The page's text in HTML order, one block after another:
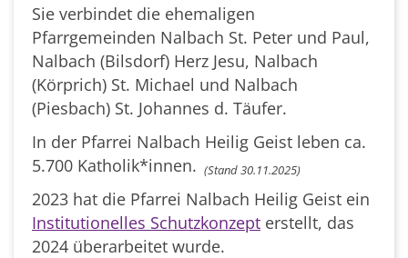
Sie verbindet die ehemaligen
Pfarrgemeinden Nalbach St. Peter und Paul,
Nalbach (Bilsdorf) Herz Jesu, Nalbach
(Körprich) St. Michael und Nalbach
(Piesbach) St. Johannes d. Täufer.
In der Pfarrei Nalbach Heilig Geist leben ca.
5.700 Katholik*innen. (Stand 30.11.2025)
2023 hat die Pfarrei Nalbach Heilig Geist ein
Institutionelles Schutzkonzept erstellt, das
2024 überarbeitet wurde.